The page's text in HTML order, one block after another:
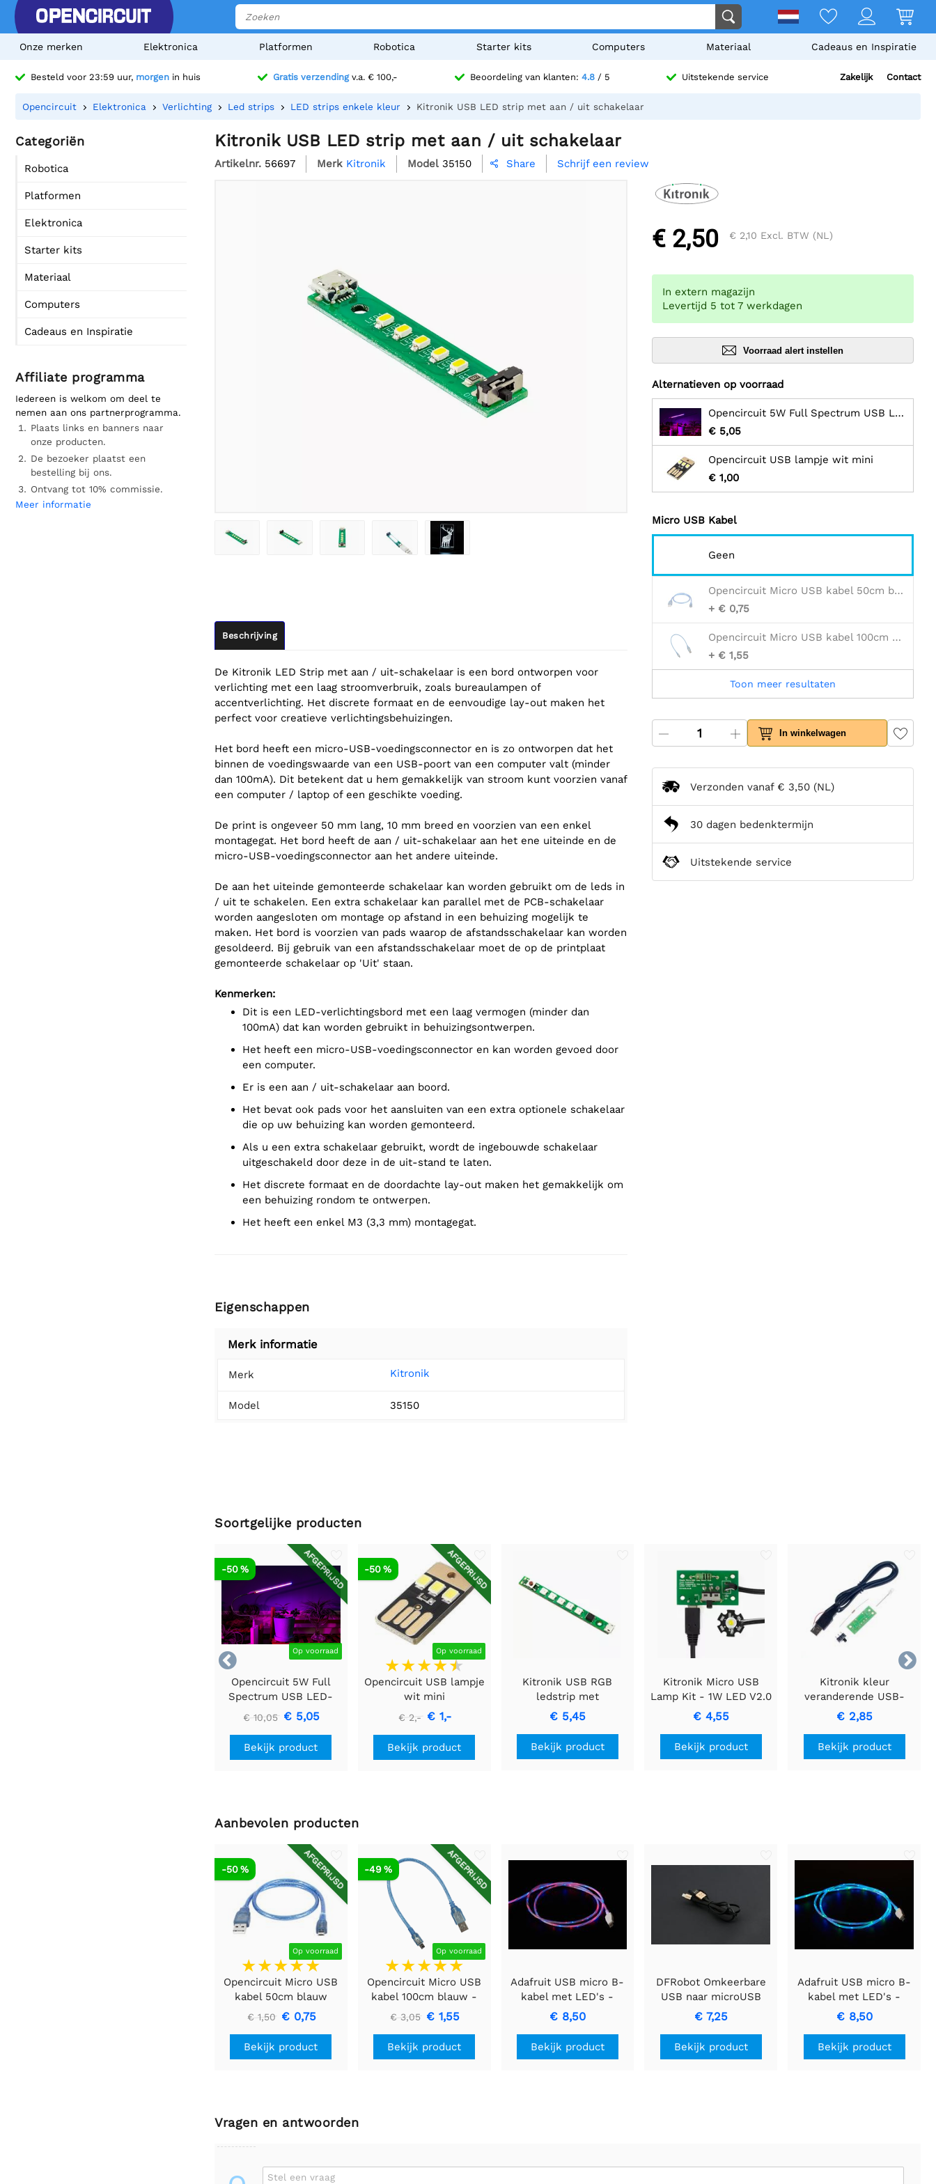
Onze merken Elektronica Platformen Robotica Starter kits Computers Materiaal Cadeaus en Inspiratie
Besteld voor 23:59 uur, morgen in huis Gratis verzendingv.a. € 100,- Beoordeling van klanten: 4.8/ 5 Uitstekende service Zakelijk Contact
Opencircuit Elektronica Verlichting Led strips LED strips enkele kleur Kitronik USB LED strip met aan / uit schakelaar
Categoriën
Robotica
Platformen
Elektronica
Starter kits
Materiaal
Computers
Cadeaus en Inspiratie
Affiliate programma
Iedereen is welkom om deel te
nemen aan ons partnerprogramma.
Plaats links en banners naar
onze producten.
De bezoeker plaatst een
bestelling bij ons.
Ontvang tot 10% commissie.
Meer informatie
Kitronik USB LED strip met aan / uit schakelaar
Artikelnr. 56697 Merk Kitronik Model 35150  Share Schrijf een review
Beschrijving
De Kitronik LED Strip met aan / uit-schakelaar is een bord ontworpen voor
verlichting met een laag stroomverbruik, zoals bureaulampen of
accentverlichting. Het discrete formaat en de eenvoudige lay-out maken het
perfect voor creatieve verlichtingsbehuizingen.
Het bord heeft een micro-USB-voedingsconnector en is zo ontworpen dat het
binnen de voedingswaarde van een USB-poort van een computer valt (minder
dan 100mA). Dit betekent dat u hem gemakkelijk van stroom kunt voorzien vanaf
een computer / laptop of een geschikte voeding.
De print is ongeveer 50 mm lang, 10 mm breed en voorzien van een enkel
montagegat. Het bord heeft de aan / uit-schakelaar aan het ene uiteinde en de
micro-USB-voedingsconnector aan het andere uiteinde.
De aan het uiteinde gemonteerde schakelaar kan worden gebruikt om de leds in
/ uit te schakelen. Een extra schakelaar kan parallel met de PCB-schakelaar
worden aangesloten om montage op afstand in een behuizing mogelijk te
maken. Het bord is voorzien van pads waarop de afstandsschakelaar kan worden
gesoldeerd. Bij gebruik van een afstandsschakelaar moet de op de printplaat
gemonteerde schakelaar op 'Uit' staan.
Kenmerken:
Dit is een LED-verlichtingsbord met een laag vermogen (minder dan
100mA) dat kan worden gebruikt in behuizingsontwerpen.
Het heeft een micro-USB-voedingsconnector en kan worden gevoed door
een computer.
Er is een aan / uit-schakelaar aan boord.
Het bevat ook pads voor het aansluiten van een extra optionele schakelaar
die op uw behuizing kan worden gemonteerd.
Als u een extra schakelaar gebruikt, wordt de ingebouwde schakelaar
uitgeschakeld door deze in de uit-stand te laten.
Het discrete formaat en de doordachte lay-out maken het gemakkelijk om
een behuizing rondom te ontwerpen.
Het heeft een enkel M3 (3,3 mm) montagegat.
Eigenschappen
Merk informatie
Merk Kitronik
Model 35150
€ 2,50 € 2,10 Excl. BTW (NL)
In extern magazijn
Levertijd 5 tot 7 werkdagen
Voorraad alert instellen
Alternatieven op voorraad
Opencircuit 5W Full Spectrum USB LED-lamp voor het kweken van planten
€ 5,05
Opencircuit USB lampje wit mini
€ 1,00
Micro USB Kabel
Geen
Opencircuit Micro USB kabel 50cm blauw
+ € 0,75
Opencircuit Micro USB kabel 100cm blauw - 30AWG
+ € 1,55
Toon meer resultaten
In winkelwagen
Verzonden vanaf € 3,50 (NL)
30 dagen bedenktermijn
Uitstekende service
Soortgelijke producten


AFGEPRIJSD
Op voorraad
-50 %
Opencircuit 5W Full
Spectrum USB LED-
lamp voor het kweken
van planten
€ 10,05 € 5,05
Bekijk product
AFGEPRIJSD
Op voorraad
-50 %
Opencircuit USB lampje
wit mini
€ 2,- € 1,-
Bekijk product
Kitronik USB RGB
ledstrip met
patroonkiezer
€ 5,45
Bekijk product
Kitronik Micro USB
Lamp Kit - 1W LED V2.0
€ 4,55
Bekijk product
Kitronik kleur
veranderende USB-
lampenset
€ 2,85
Bekijk product
Aanbevolen producten
AFGEPRIJSD
Op voorraad
-50 %
Opencircuit Micro USB
kabel 50cm blauw
€ 1,50 € 0,75
Bekijk product
AFGEPRIJSD
Op voorraad
-49 %
Opencircuit Micro USB
kabel 100cm blauw -
30AWG
€ 3,05 € 1,55
Bekijk product
Adafruit USB micro B-
kabel met LED's -
blauw en rood
€ 8,50
Bekijk product
DFRobot Omkeerbare
USB naar microUSB
2.0-kabel met
antioxidantconnectoren
€ 7,25
Bekijk product
Adafruit USB micro B-
kabel met LED's -
blauw en groen
€ 8,50
Bekijk product
Vragen en antwoorden
Stel een vraag